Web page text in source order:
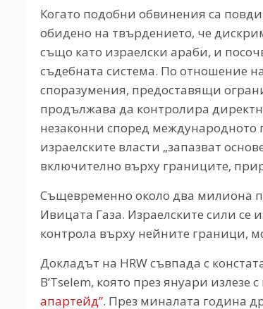
Когато подобни обвинения са
обидено на твърдението, че
също като израелски араби, и
съдебната система. По отношение
споразумения, предоставящи
продължава да контролира
незаконни според международното
израелските власти „запазват
включително върху границите,
Същевременно около два милиона
Ивицата Газа. Израелските сили се
контрола върху нейните граници,
Докладът на HRW съвпада с
B’Tselem, която през януари излезе
апартейд”. През миналата година